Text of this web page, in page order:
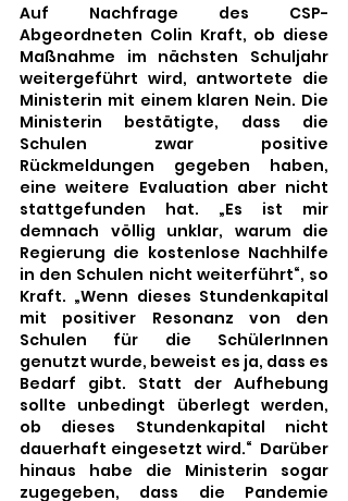
Auf Nachfrage des CSP-
Abgeordneten Colin Kraft, ob diese
Maßnahme im nächsten Schuljahr
weitergeführt wird, antwortete die
Ministerin mit einem klaren Nein. Die
Ministerin bestätigte, dass die
Schulen zwar positive
Rückmeldungen gegeben haben,
eine weitere Evaluation aber nicht
stattgefunden hat. „Es ist mir
demnach völlig unklar, warum die
Regierung die kostenlose Nachhilfe
in den Schulen nicht weiterführt“, so
Kraft. „Wenn dieses Stundenkapital
mit positiver Resonanz von den
Schulen für die SchülerInnen
genutzt wurde, beweist es ja, dass es
Bedarf gibt. Statt der Aufhebung
sollte unbedingt überlegt werden,
ob dieses Stundenkapital nicht
dauerhaft eingesetzt wird.“  Darüber
hinaus habe die Ministerin sogar
zugegeben, dass die Pandemie